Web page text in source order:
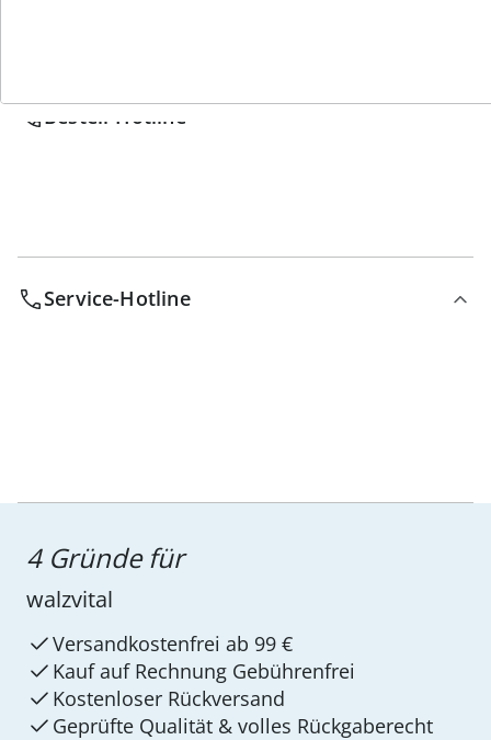
Bestell-Hotline
Service-Hotline
4 Gründe für
walzvital
Versandkostenfrei ab 99 €
Kauf auf Rechnung Gebührenfrei
Kostenloser Rückversand
Geprüfte Qualität & volles Rückgaberecht